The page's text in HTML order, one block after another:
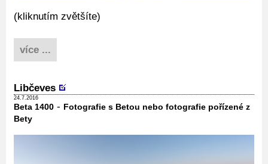
(kliknutím zvětšíte)
více ...
Libčeves
24.7.2016
Beta 1400 - Fotografie s Betou nebo fotografie pořízené z
Bety